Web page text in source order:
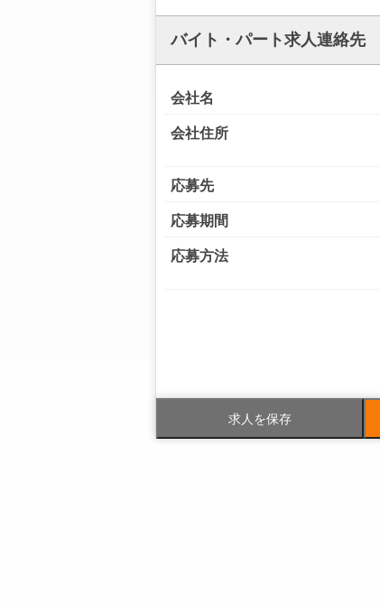
バイト・パート求人連絡先
会社名
会社住所
応募先
応募期間
応募方法
求人を保存